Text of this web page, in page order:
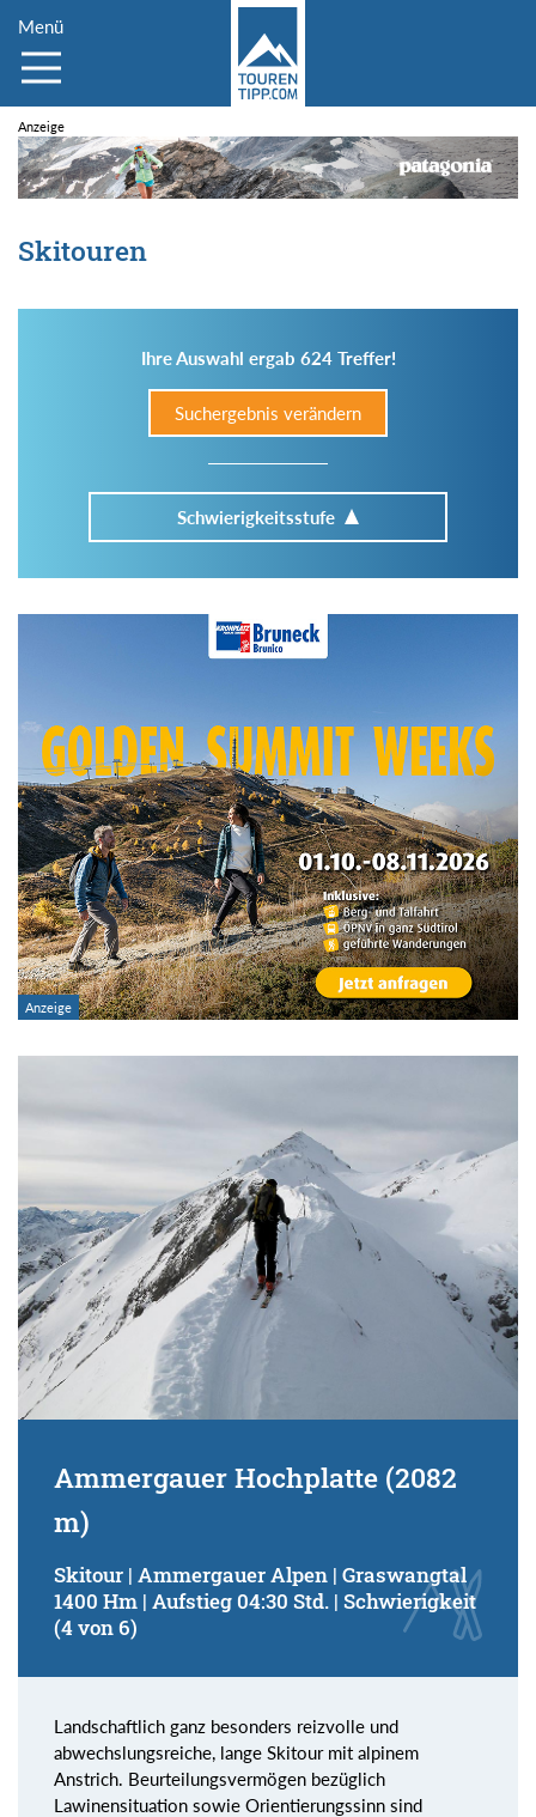
Menü
Skitouren
Ihre Auswahl ergab 624 Treffer!
Suchergebnis verändern
Schwierigkeitsstufe
Im Tourenarchiv suchen
Region:
Gebirge:
Art der Tour:
Kondition (Tourdauer):
von
bis
Suchbegriff:
Ammergauer Hochplatte (2082
m)
Skitour | Ammergauer Alpen | Graswangtal
1400 Hm | Aufstieg 04:30 Std. | Schwierigkeit
(4 von 6)
Landschaftlich ganz besonders reizvolle und
abwechslungsreiche, lange Skitour mit alpinem
Anstrich. Beurteilungsvermögen bezüglich
Lawinensituation sowie Orientierungssinn sind